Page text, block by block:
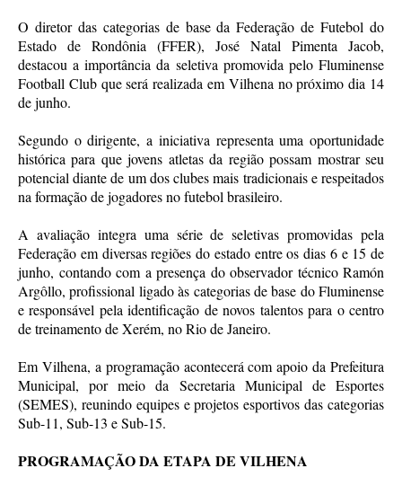
O diretor das categorias de base da Federação de Futebol do
Estado de Rondônia (FFER), José Natal Pimenta Jacob,
destacou a importância da seletiva promovida pelo Fluminense
Football Club que será realizada em Vilhena no próximo dia 14
de junho.
Segundo o dirigente, a iniciativa representa uma oportunidade
histórica para que jovens atletas da região possam mostrar seu
potencial diante de um dos clubes mais tradicionais e respeitados
na formação de jogadores no futebol brasileiro.
A avaliação integra uma série de seletivas promovidas pela
Federação em diversas regiões do estado entre os dias 6 e 15 de
junho, contando com a presença do observador técnico Ramón
Argôllo, profissional ligado às categorias de base do Fluminense
e responsável pela identificação de novos talentos para o centro
de treinamento de Xerém, no Rio de Janeiro.
Em Vilhena, a programação acontecerá com apoio da Prefeitura
Municipal, por meio da Secretaria Municipal de Esportes
(SEMES), reunindo equipes e projetos esportivos das categorias
Sub-11, Sub-13 e Sub-15.
PROGRAMAÇÃO DA ETAPA DE VILHENA